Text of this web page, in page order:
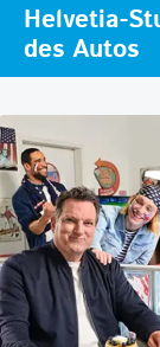
Helvetia-
des Autos